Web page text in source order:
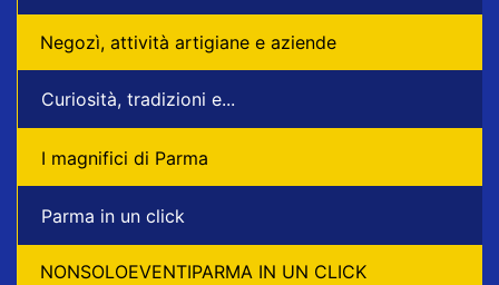
Negozì, attività artigiane e aziende
Curiosità, tradizioni e...
I magnifici di Parma
Parma in un click
NONSOLOEVENTIPARMA IN UN CLICK